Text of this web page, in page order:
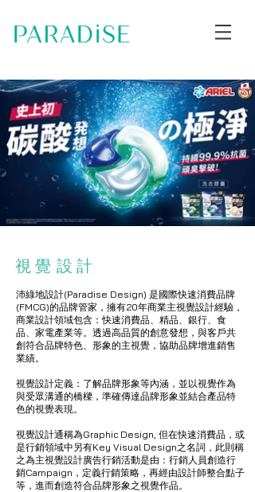
視覺 設計
設計
沛綠地設計(Paradise Design) 是國際快速消費品牌
(FMCG)的品牌管家，擁有20年商業主視覺設計經驗，
商業設計領域包含：快速消費品、精品、銀行、食
品、家電產業等。透過高品質的創意發想， 與客戶共
創符合品牌特色、形象的主視覺，協助品牌增進銷售
業績。
視覺設計定義：了解品牌形象等內涵，並以視覺作為
與受眾溝通的橋樑，準確傳達品牌形象並結合產品特
色的視覺表現。
視覺設計通稱為Graphic Design, 但在快速消費品，或
是行銷領域中另有Key Visual Design之名詞，此則稱
之為主視覺設計廣告行銷活動是由：行銷人員創造行
銷Campaign，定義行銷策略，再經由設計師整合點子
等，進而創造符合品牌形象之視覺作品。